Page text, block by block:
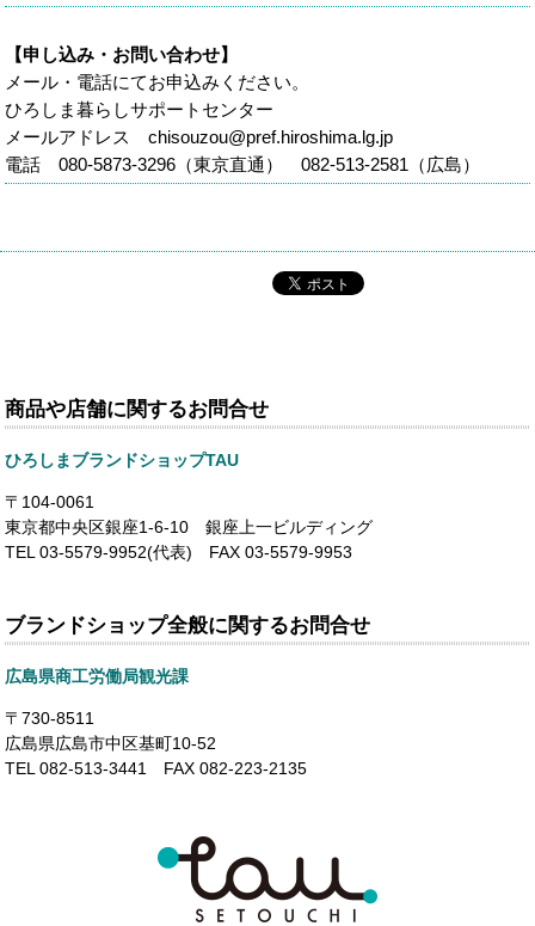
【申し込み・お問い合わせ】
メール・電話にてお申込みください。
ひろしま暮らしサポートセンター
メールアドレス chisouzou@pref.hiroshima.lg.jp
電話 080-5873-3296（東京直通） 082-513-2581（広島）
商品や店舗に関するお問合せ
ひろしまブランドショップTAU
〒104-0061
東京都中央区銀座1-6-10 銀座上一ビルディング
TEL 03-5579-9952(代表) FAX 03-5579-9953
ブランドショップ全般に関するお問合せ
広島県商工労働局観光課
〒730-8511
広島県広島市中区基町10-52
TEL 082-513-3441 FAX 082-223-2135